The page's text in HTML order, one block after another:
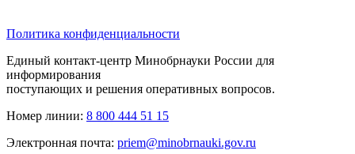
Политика конфиденциальности
Единый контакт-центр Минобрнауки России для
информирования
поступающих и решения оперативных вопросов.
Номер линии: 8 800 444 51 15
Электронная почта: priem@minobrnauki.gov.ru